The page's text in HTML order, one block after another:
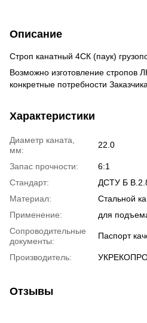
Описание
Строп канатный 4СК (паук)
Возможно изготовление
конкретные потребности Заказчика.
Характеристики
Диаметр каната,
мм:
22.0
Запас прочности:
6:1
Стандарт:
ДСТУ Б
Материал:
Стальной
Применение:
для
Сопроводительные
документы:
Паспорт
Производитель:
Отзывы